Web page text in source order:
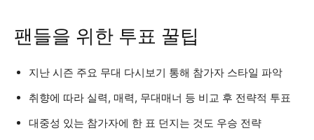
팬들을 위한 투표 꿀팁
지난 시즌 주요 무대 다시보기 통해 참가자 스타일 파악
취향에 따라 실력, 매력, 무대매너 등 비교 후 전략적 투표
대중성 있는 참가자에 한 표 던지는 것도 우승 전략